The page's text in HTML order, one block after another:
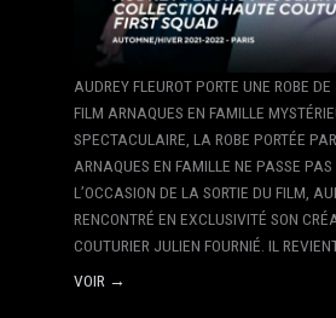
AUDREY FLEUROT PORTE UNE ROBE
FILM ARNAQUES EN FAMILLE
SPECTACULAIRE, LA ROBE PORTÉE
ARNAQUES EN FAMILLE NE PASSE
L’OCCASION DE LA SORTIE DU FILM,
RENCONTRÉ EN EXCLUSIVITÉ SON
COUTURIER JULIEN FOURNIÉ. IL
VOIR →